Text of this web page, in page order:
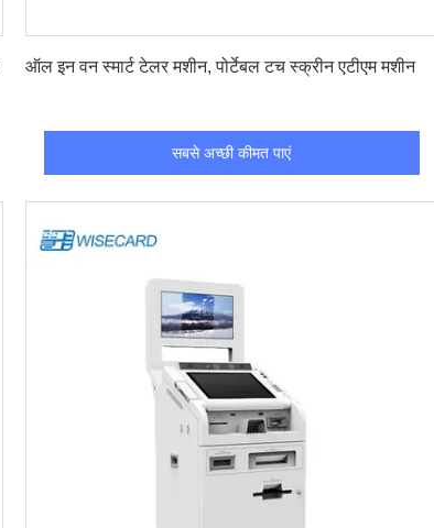
ऑल इन वन स्मार्ट टेलर मशीन, पोर्टेबल टच स्क्रीन एटीएम मशीन
सबसे अच्छी कीमत पाएं